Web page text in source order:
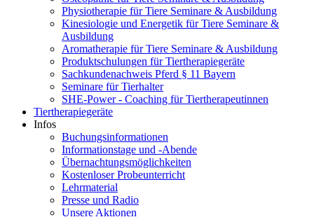
Physiotherapie für Tiere Seminare & Ausbildung
Kinesiologie und Energetik für Tiere Seminare &
Ausbildung
Aromatherapie für Tiere Seminare & Ausbildung
Produktschulungen für Tiertherapiegeräte
Sachkundenachweis Pferd § 11 Bayern
Seminare für Tierhalter
SHE-Power - Coaching für Tiertherapeutinnen
Tiertherapiegeräte
Infos
Buchungsinformationen
Informationstage und -Abende
Übernachtungsmöglichkeiten
Kostenloser Probeunterricht
Lehrmaterial
Presse und Radio
Unsere Aktionen